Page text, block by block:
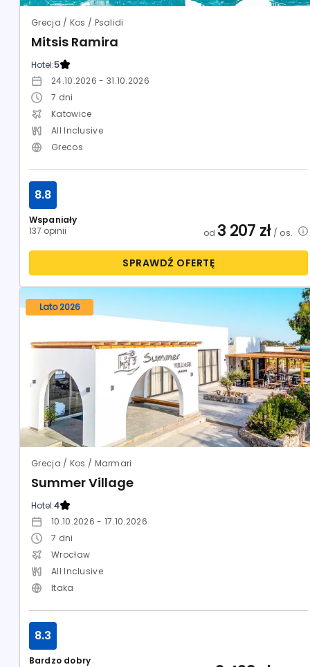
Grecja / Kos / Psalidi
Mitsis Ramira
Hotel:5
24.10.2026 - 31.10.2026
7 dni
Katowice
All Inclusive
Grecos
Wspaniały
137 opinii
8.8
od 3 207 zł/ os.
SPRAWDŹ OFERTĘ
Lato 2026
Grecja / Kos / Marmari
Summer Village
Hotel:4
10.10.2026 - 17.10.2026
7 dni
Wrocław
All Inclusive
Itaka
Bardzo dobry
8.3